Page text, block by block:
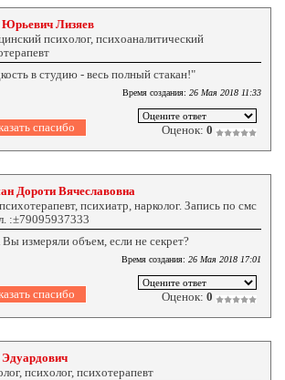
Юрьевич Лизяев
психолог, психоаналитический
в студию - весь полный стакан!"
Время создания: 26 Мая 2018 11:33
Оценок: 0
Дороти Вячеславовна
психиатр, нарколог. Запись по смс
:±79095937333
Вы измеряли объем, если не секрет?
Время создания: 26 Мая 2018 17:01
Оценок: 0
психолог, психотерапевт